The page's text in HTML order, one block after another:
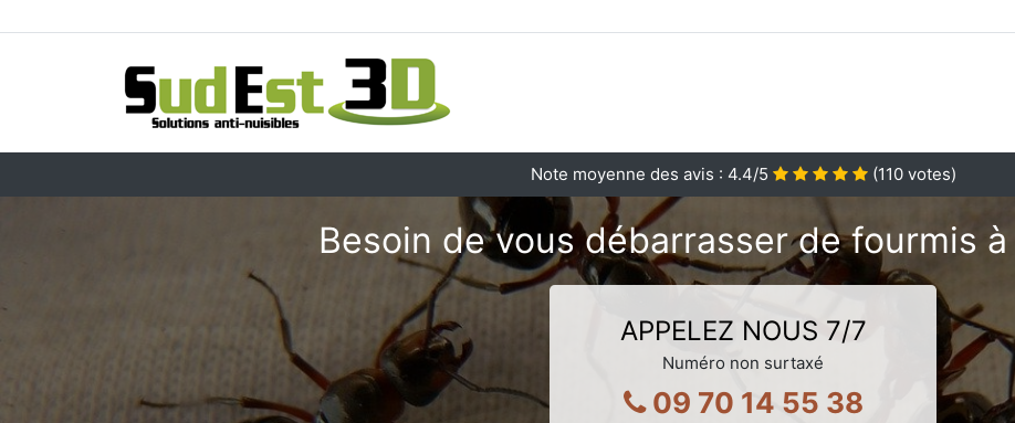
Note moyenne des avis : 4.4/5 (110votes)
Besoin de vous débarrasser de fourmis à
APPELEZ NOUS 7/7
Numéro non surtaxé
09 70 14 55 38